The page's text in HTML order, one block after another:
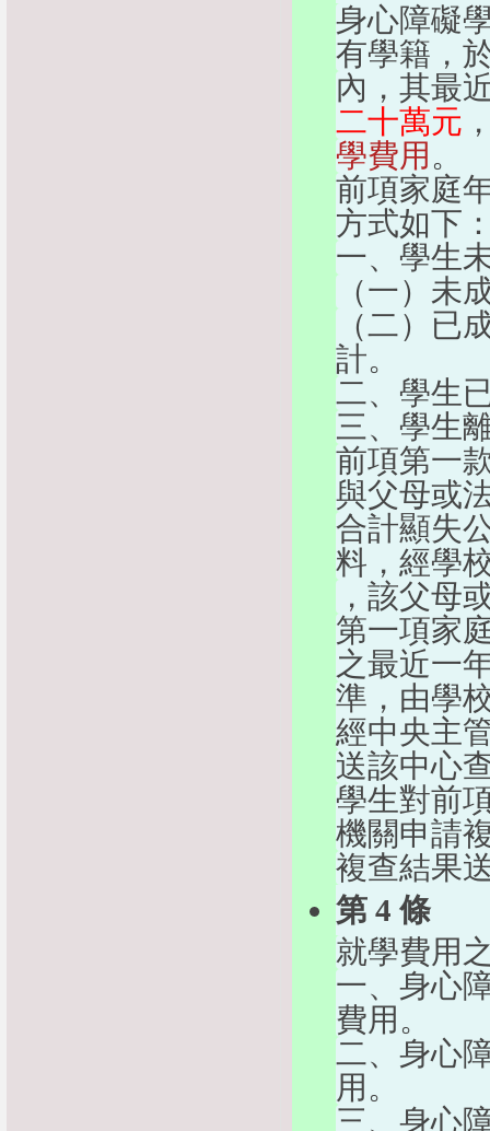
身心障礙
有學籍，
內，其最
二十萬元
學費用 。
前項家庭
方式如下
一、學生
（一）未
（二）已
計。
二、學生
三、學生
前項第一
與父母或
合計顯失
料，經學
，該父母
第一項家
之最近一
準，由學
經中央主
送該中心
學生對前
機關申請
複查結果
第 4 條
就學費用
一、身心
費用。
二、身心
用。
三、身心